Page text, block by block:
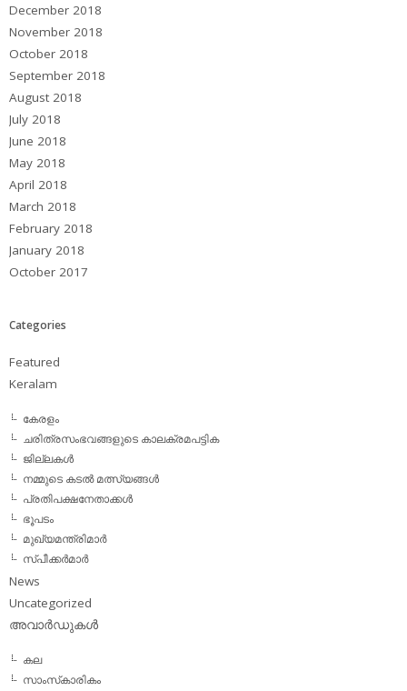
December 2018
November 2018
October 2018
September 2018
August 2018
July 2018
June 2018
May 2018
April 2018
March 2018
February 2018
January 2018
October 2017
Categories
Featured
Keralam
കേരളം
ചരിത്രസംഭവങ്ങളുടെ കാലക്രമപട്ടിക
ജില്ലകള്‍
നമ്മുടെ കടല്‍ മത്സ്യങ്ങള്‍
പ്രതിപക്ഷനേതാക്കള്‍
ഭൂപടം
മുഖ്യമന്ത്രിമാര്‍
സ്പീക്കര്‍മാര്‍
News
Uncategorized
അവാര്‍ഡുകള്‍
കല
സാംസ്‌കാരികം